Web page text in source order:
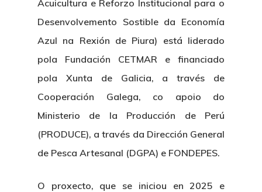
Acuicultura e Reforzo Institucional para o
Desenvolvemento Sostible da Economía
Azul na Rexión de Piura) está liderado
pola Fundación CETMAR e financiado
pola Xunta de Galicia, a través de
Cooperación Galega, co apoio do
Ministerio de la Producción de Perú
(PRODUCE), a través da Dirección General
de Pesca Artesanal (DGPA) e FONDEPES.
O proxecto, que se iniciou en 2025 e